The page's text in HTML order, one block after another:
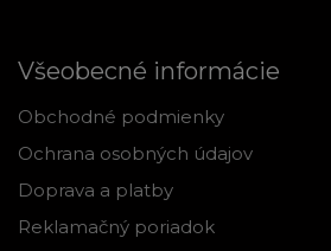
Všeobecné informácie
Obchodné podmienky
Ochrana osobných údajov
Doprava a platby
Reklamačný poriadok